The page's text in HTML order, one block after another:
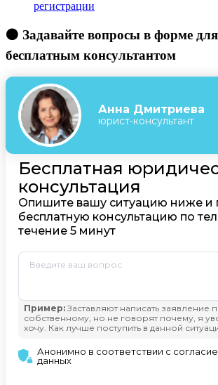
регистрации
🟠 Задавайте вопросы в форме для
бесплатным консультантом